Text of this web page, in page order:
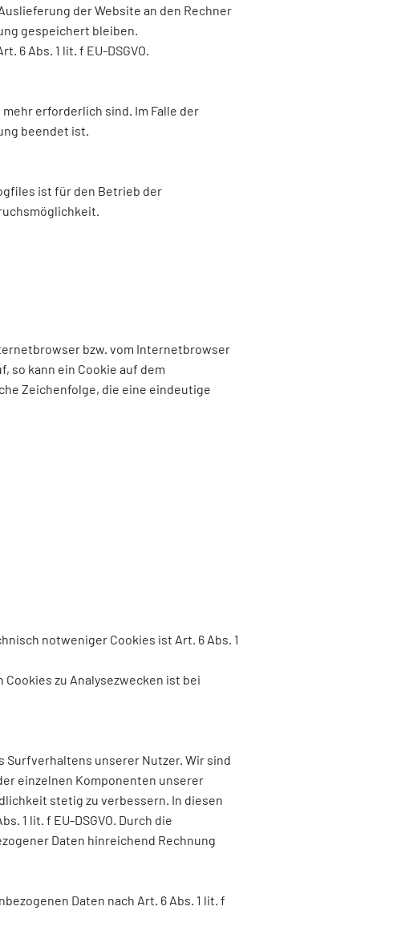
der Website an den Rechner
gespeichert bleiben.
6 Abs. 1 lit. f EU-DSGVO.
erforderlich sind. Im Falle der
beendet ist.
ist für den Betrieb der
bzw. vom Internetbrowser
so kann ein Cookie auf dem
Zeichenfolge, die eine eindeutige
notweniger Cookies ist Art. 6 Abs. 1
zu Analysezwecken ist bei
Surfverhaltens unserer Nutzer. Wir sind
einzelnen Komponenten unserer
stetig zu verbessern. In diesen
1 lit. f EU-DSGVO. Durch die
Daten hinreichend Rechnung
Daten nach Art. 6 Abs. 1 lit. f